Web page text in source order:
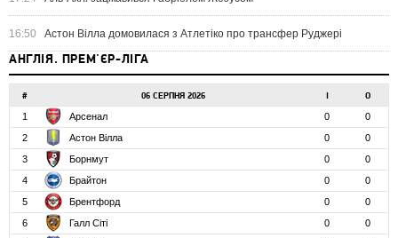
16:50 Астон Вілла домовилася з Атлетіко про трансфер Руджері
АНГЛІЯ. ПРЕМ'ЄР-ЛІГА
# 06 СЕРПНЯ 2026 І О
1 Арсенал 0
0
2
Астон Вілла 0
0
3
Борнмут 0
0
4
Брайтон 0
0
5
Брентфорд 0
0
6
Галл Сіті 0
0